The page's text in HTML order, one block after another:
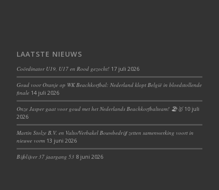
LAATSTE NIEUWS
Coördinator U19, U17 en Rood gezocht! 17 juli 2026
Goud voor Oranje op WK Beachkorfbal: Nederland klopt België in bloedstollende
finale 14 juli 2026
Onze Jasper gaat voor goud met het Nederlands Beachkorfbalteam! 🏖️🥇 10 juli
2026
Martin Stolze B.V. en Valto/Verbakel Bouwbedrijf zetten samenwerking voort in
nieuwe vorm 13 juni 2026
Bijblijver 37 jaargang 53 8 juni 2026